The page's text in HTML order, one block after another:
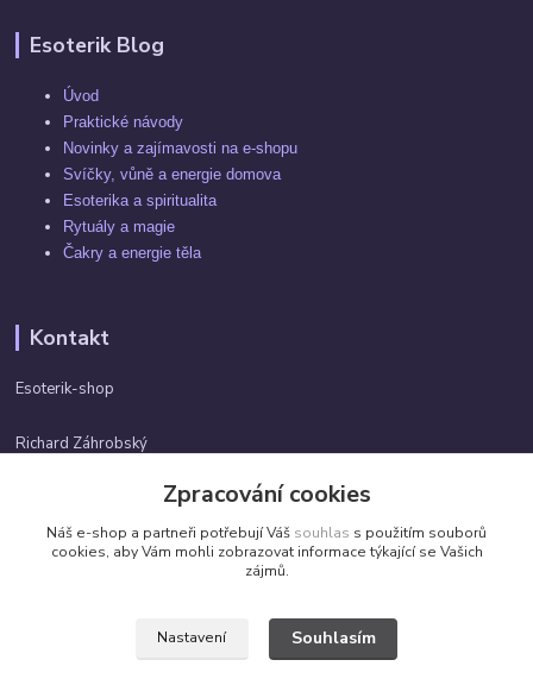
Esoterik Blog
Úvod
Praktické návody
Novinky a zajímavosti na e-shopu
Svíčky, vůně a energie domova
Esoterika a spiritualita
Rytuály a magie
Čakry a energie těla
Kontakt
Esoterik-shop
Richard Záhrobský
info@esoterik-shop.cz
Zpracování cookies
Náš e-shop a partneři potřebují Váš souhlas s použitím souborů
cookies, aby Vám mohli zobrazovat informace týkající se Vašich
zájmů.
Nastavení Souhlasím